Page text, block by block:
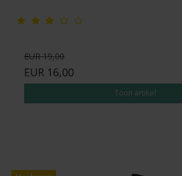
EUR 19,00
EUR 16,00
Toon artikel